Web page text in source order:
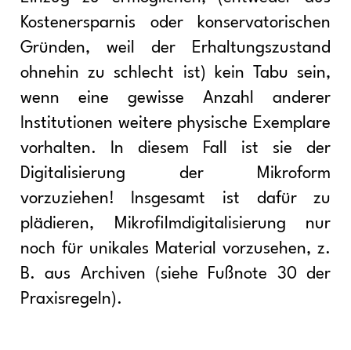
Kostenersparnis oder konservatorischen
Gründen, weil der Erhaltungszustand
ohnehin zu schlecht ist) kein Tabu sein,
wenn eine gewisse Anzahl anderer
Institutionen weitere physische Exemplare
vorhalten. In diesem Fall ist sie der
Digitalisierung der Mikroform
vorzuziehen! Insgesamt ist dafür zu
plädieren, Mikrofilmdigitalisierung nur
noch für unikales Material vorzusehen, z.
B. aus Archiven (siehe Fußnote 30 der
Praxisregeln).